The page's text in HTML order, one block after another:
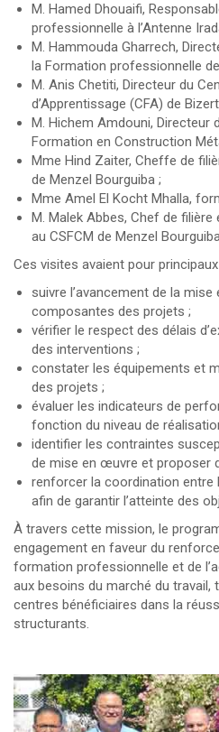
M. Hamed Dhouaifi,
professionnelle à l’Antenne
M. Hammouda Gharrech,
la Formation professionnelle
M. Anis Chetiti, Directeur du
d’Apprentissage (CFA) de
M. Hichem Amdouni, Directeur
Formation en Construction
Mme Hind Zaiter, Cheffe de
de Menzel Bourguiba ;
Mme Amel El Kocht Mhalla,
M. Malek Abbes, Chef de filière
au CSFCM de Menzel
Ces visites avaient pour
suivre l’avancement de la
composantes des projets ;
vérifier le respect des délais
des interventions ;
constater les équipements et
des projets ;
évaluer les indicateurs de
fonction du niveau de
identifier les contraintes
de mise en œuvre et proposer
renforcer la coordination
afin de garantir l’atteinte des
À travers cette mission, le
engagement en faveur du
formation professionnelle et de
aux besoins du marché du
centres bénéficiaires dans la
structurants.